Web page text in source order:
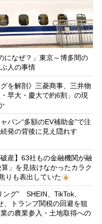
になぜ？」東京～博多間の
人の事情
を解剖》三菱商事、三井物
早大・慶大で約6割」の現
パン“多額のEV補助金”で注
発の背後に見え隠れす
産】63社もの金融機関が融
」を見抜けなかったカラク
りも表出していた
グ” SHEIN、TikTok、
トランプ関税の回避を狙
の農業参入・土地取得への